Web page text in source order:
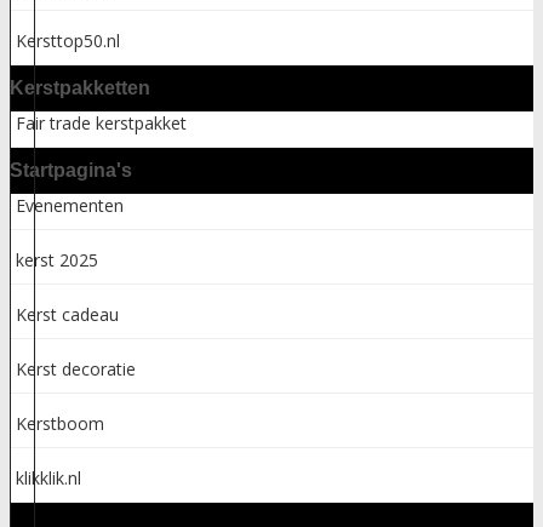
Kersttop50.nl
Kerstpakketten
Fair trade kerstpakket
Startpagina's
Evenementen
kerst 2025
Kerst cadeau
Kerst decoratie
Kerstboom
klikklik.nl